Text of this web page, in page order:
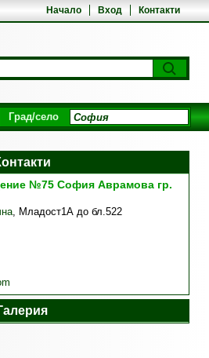
Начало Вход Контакти
Град/село
№75 София Аврамова гр.
, Младост1А до бл.522